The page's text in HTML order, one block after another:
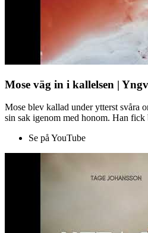
Mose väg in i kallelsen |
Mose blev kallad under ytterst svåra
sin sak igenom med honom. Han fick
Se på YouTube